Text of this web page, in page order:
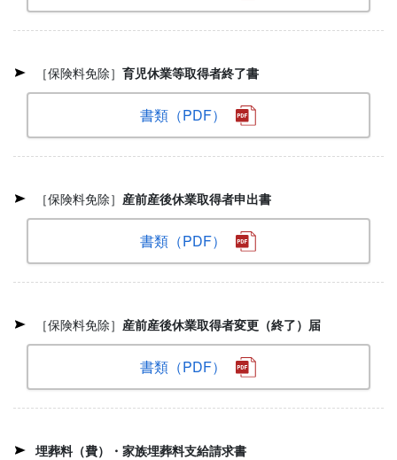
［保険料免除］ 育児休業等取得者終了書
書類（PDF）
［保険料免除］ 産前産後休業取得者申出書
書類（PDF）
［保険料免除］ 産前産後休業取得者変更（終了）届
書類（PDF）
埋葬料（費）・家族埋葬料支給請求書